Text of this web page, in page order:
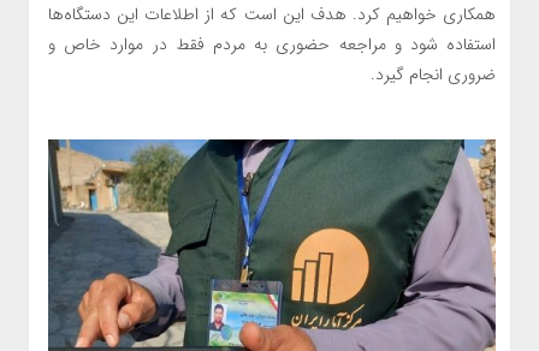
همکاری خواهیم کرد. هدف این است که از اطلاعات این دستگاه‌ها
استفاده شود و مراجعه حضوری به مردم فقط در موارد خاص و
ضروری انجام گیرد.